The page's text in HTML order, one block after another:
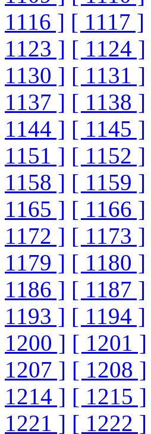
1116 ] [ 1117 ]
1123 ] [ 1124 ]
1130 ] [ 1131 ]
1137 ] [ 1138 ]
1144 ] [ 1145 ]
1151 ] [ 1152 ]
1158 ] [ 1159 ]
1165 ] [ 1166 ]
1172 ] [ 1173 ]
1179 ] [ 1180 ]
1186 ] [ 1187 ]
1193 ] [ 1194 ]
1200 ] [ 1201 ]
1207 ] [ 1208 ]
1214 ] [ 1215 ]
1221 ] [ 1222 ]